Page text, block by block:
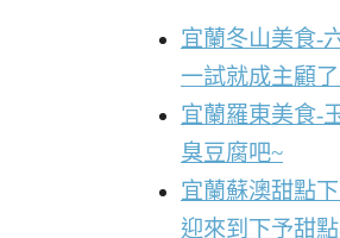
宜蘭冬山美食-
一試就成主顧了
宜蘭羅東美食-
臭豆腐吧~
宜蘭蘇澳甜點
迎來到下予甜